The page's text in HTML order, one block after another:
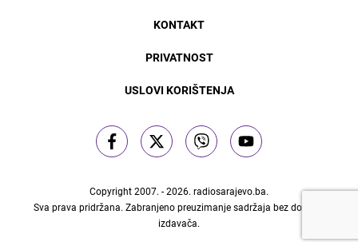
KONTAKT
PRIVATNOST
USLOVI KORIŠTENJA
Copyright 2007. - 2026. radiosarajevo.ba.
Sva prava pridržana. Zabranjeno preuzimanje sadržaja bez dozvole
izdavača.